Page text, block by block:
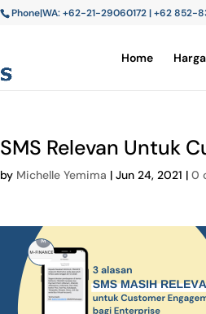
Phone|WA: +62-21-29060172 | +62 852-
Home
SMS Relevan Untuk
by Michelle Yemima |Jun 24, 2021 |0